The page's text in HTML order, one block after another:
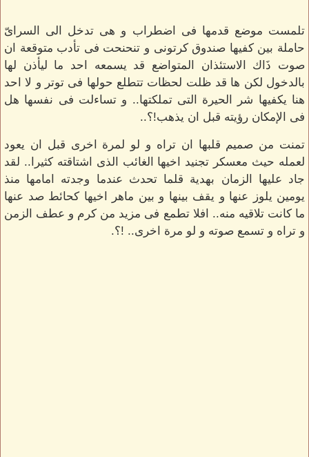
تلمست موضع قدمها فى اضطراب و هى تدخل الى السراىّ
حاملة بين كفيها صندوق كرتونى و تنحنحت فى تأدب متوقعة ان
صوت ذَاك الاستئذان المتواضع قد يسمعه احد ما ليأذن لها
بالدخول لكن ها قد ظلت لحظات تتطلع حولها فى توتر و لا احد
هنا يكفيها شر الحيرة التى تملكتها.. و تساءلت فى نفسها هل
فى الإمكان رؤيته قبل ان يذهب!؟..
تمنت من صميم قلبها ان تراه و لو لمرة اخرى قبل ان يعود
لعمله حيث معسكر تجنيد اخيها الغائب الذى اشتاقته كثيرا.. لقد
جاد عليها الزمان بهدية قلما تحدث عندما وجدته امامها منذ
يومين يلوز عنها و يقف بينها و بين ماهر اخيها كحائط صد عنها
ما كانت تلاقيه منه.. افلا تطمع فى مزيد من كرم و عطف الزمن
و تراه و تسمع صوته و لو مرة اخرى.. !؟.